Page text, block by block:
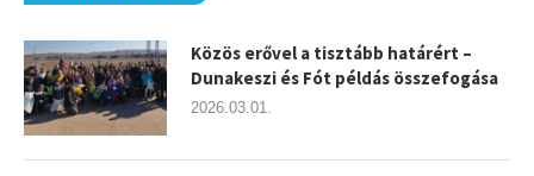
Közös erővel a tisztább határért –
Dunakeszi és Fót példás összefogása
2026.03.01.